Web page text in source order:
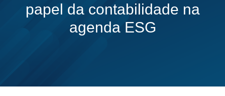
papel da contabilidade na
agenda ESG